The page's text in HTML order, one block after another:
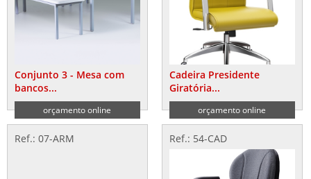
Conjunto 3 - Mesa com
bancos...
orçamento online
Cadeira Presidente
Giratória...
orçamento online
Ref.: 07-ARM Ref.: 54-CAD